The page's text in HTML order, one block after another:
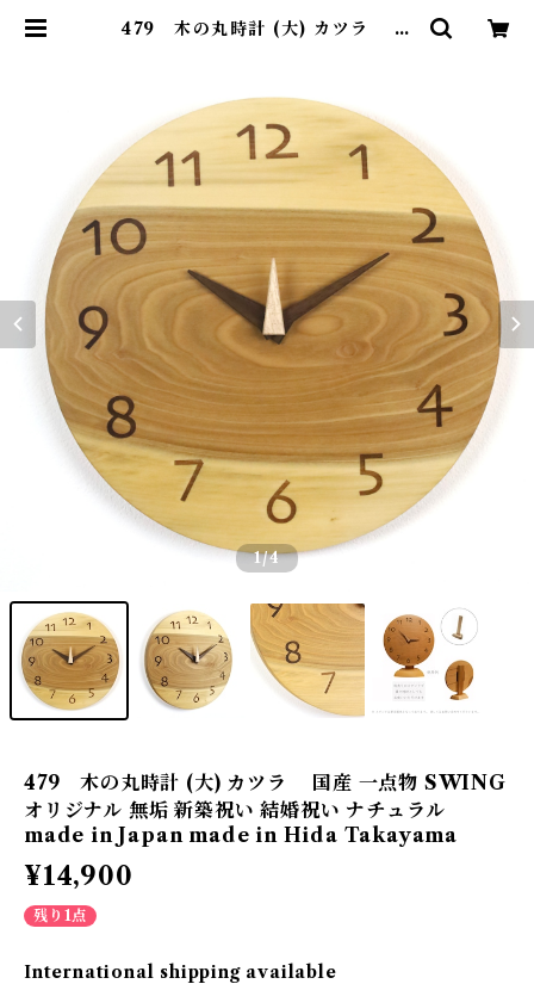
479 木の丸時計 (大) カツラ 国
akayama | SWING ONLINE S
HOP
1/4
479 木の丸時計 (大) カツラ 国産 一点物 SWING
オリジナル 無垢 新築祝い 結婚祝い ナチュラル
made in Japan made in Hida Takayama
¥14,900
残り1点
International shipping available